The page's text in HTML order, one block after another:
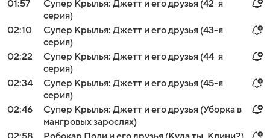
01:57
Супер Крылья: Джетт и его друзья (42-я
серия)
02:10
Супер Крылья: Джетт и его друзья (43-я
серия)
02:22
Супер Крылья: Джетт и его друзья (44-я
серия)
02:34
Супер Крылья: Джетт и его друзья (45-я
серия)
02:46
Супер Крылья: Джетт и его друзья (Уборка в
мангровых зарослях)